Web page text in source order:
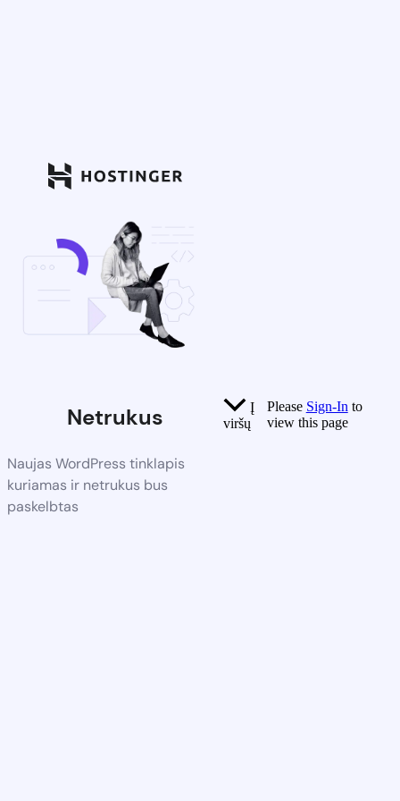
Netrukus
Naujas WordPress tinklapis
kuriamas ir netrukus bus
paskelbtas
Į
viršų
Please Sign-In to
view this page